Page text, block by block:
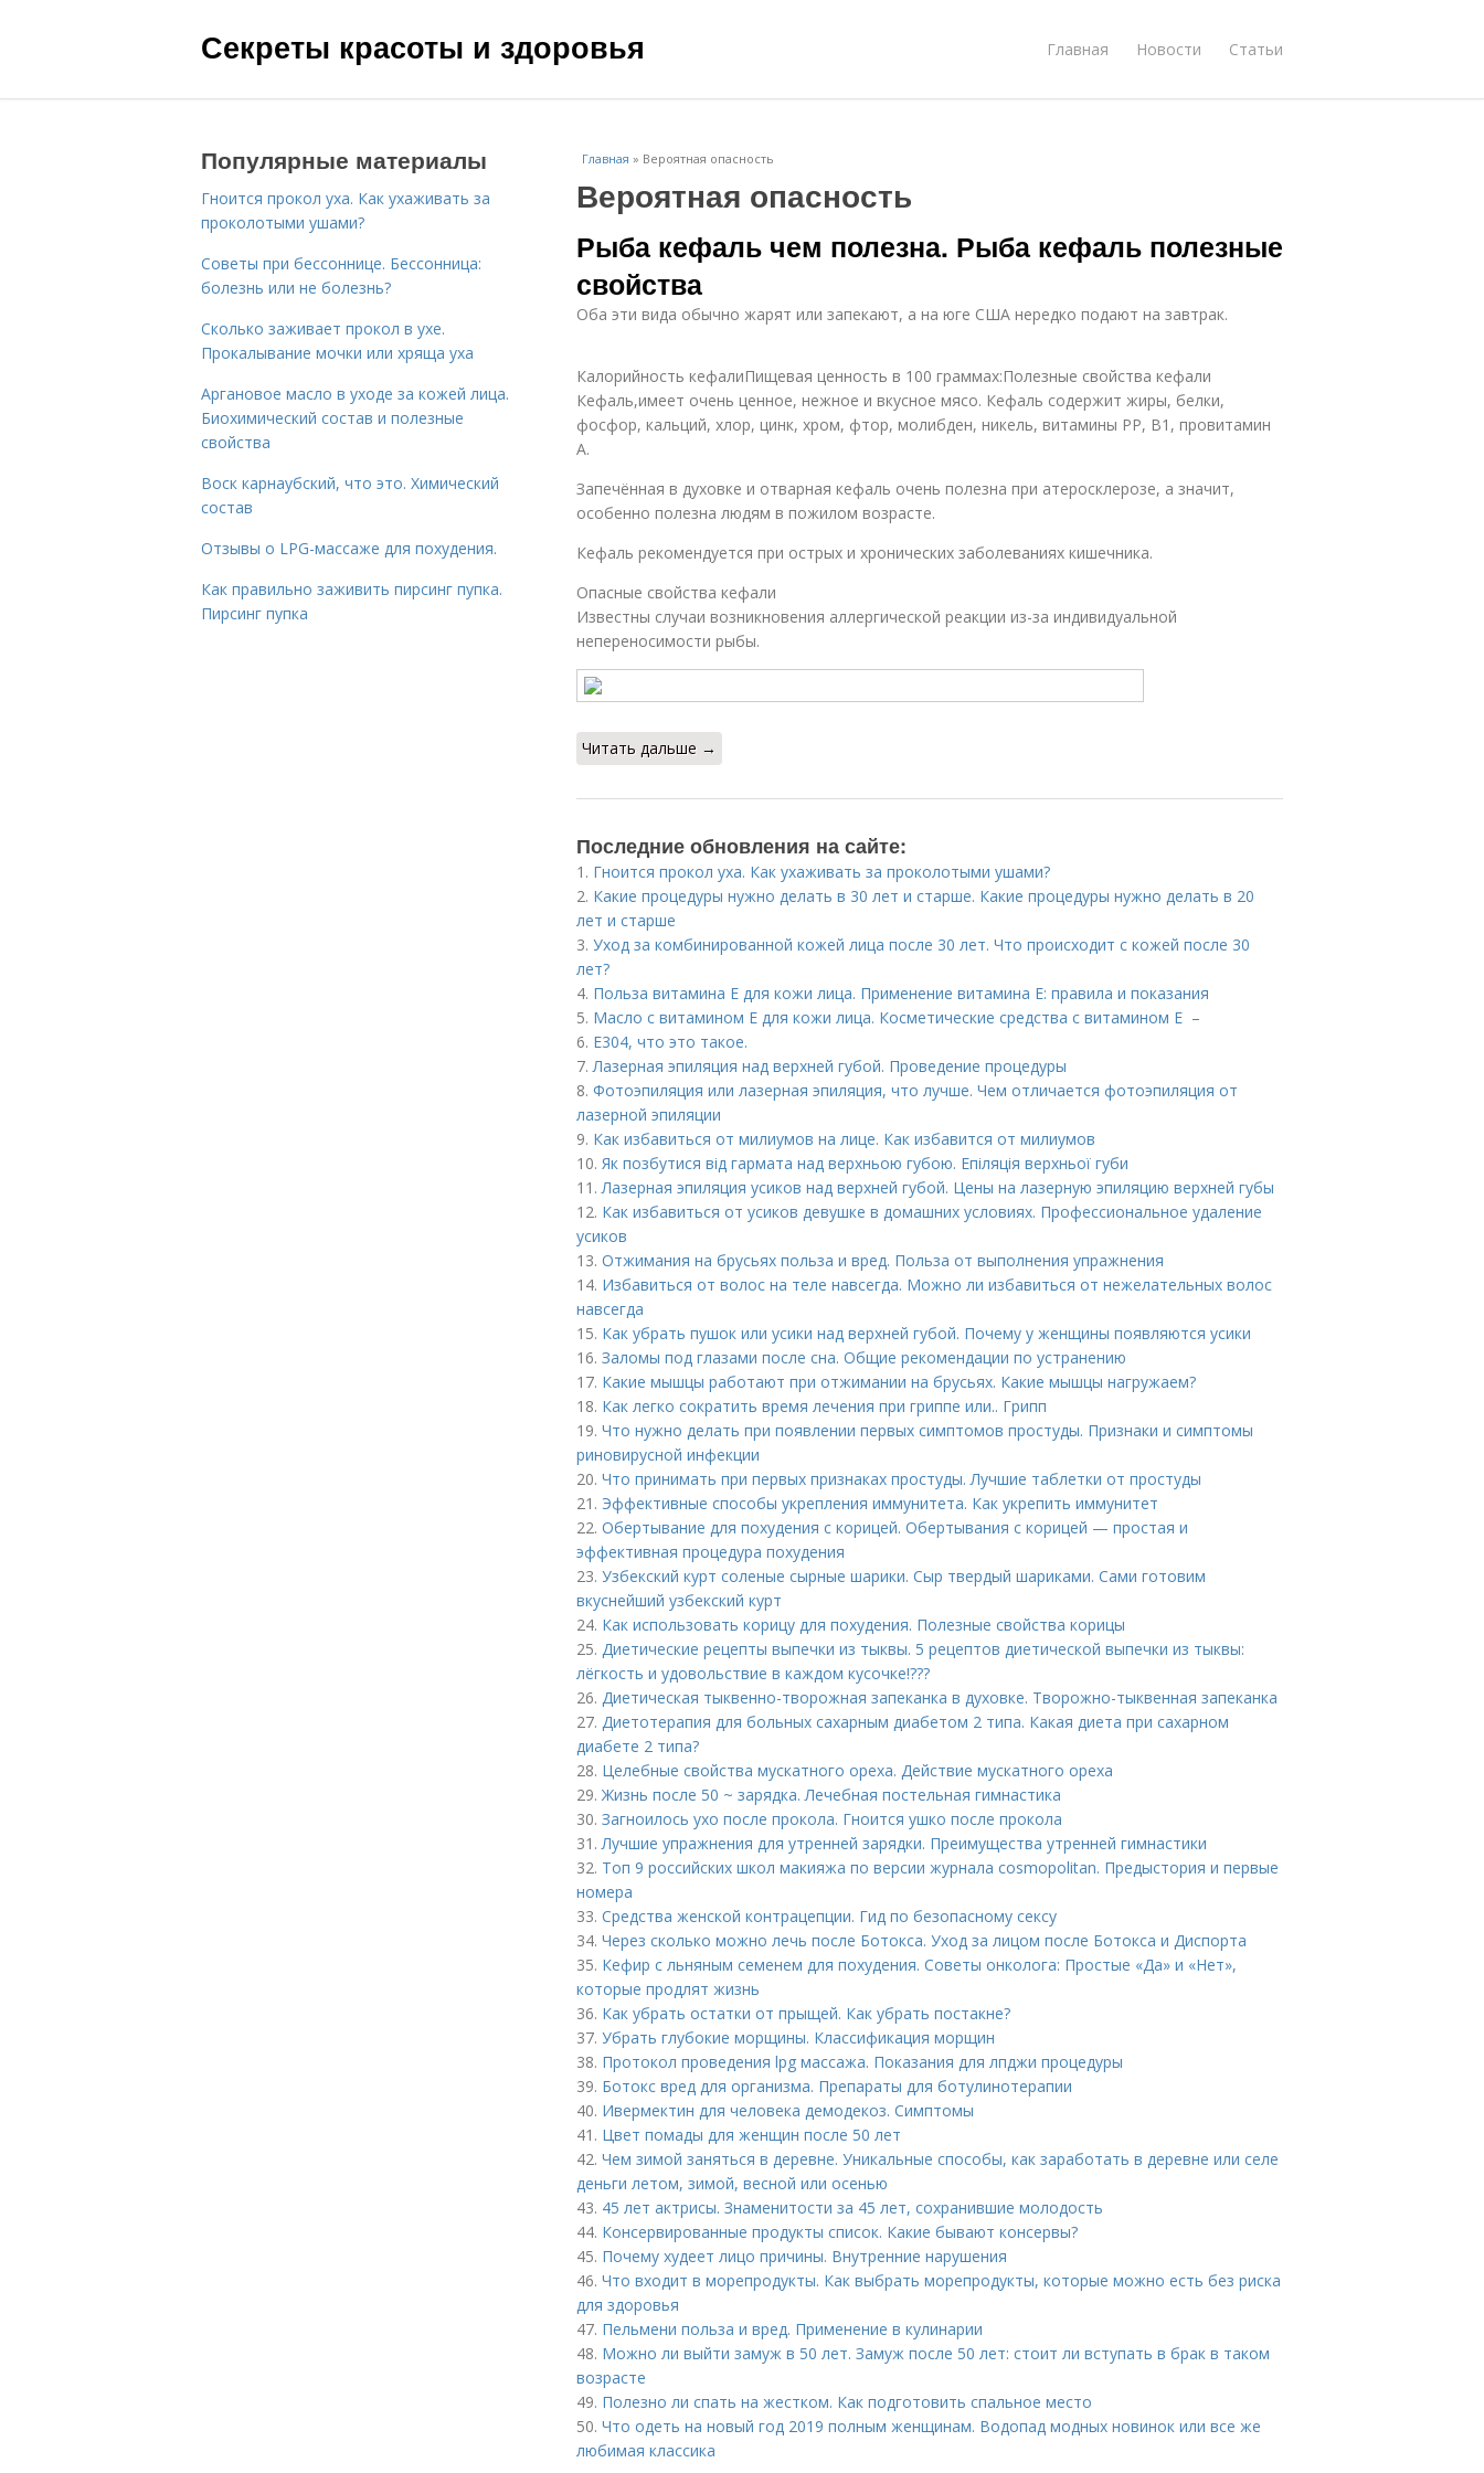
Секреты красоты и здоровья Главная Новости Статьи
Главная » Вероятная опасность
Вероятная опасность
Рыба кефаль чем полезна. Рыба кефаль полезные
свойства
Оба эти вида обычно жарят или запекают, а на юге США нередко подают на завтрак.
Калорийность кефалиПищевая ценность в 100 граммах:Полезные свойства кефали
Кефаль,имеет очень ценное, нежное и вкусное мясо. Кефаль содержит жиры, белки,
фосфор, кальций, хлор, цинк, хром, фтор, молибден, никель, витамины РР, В1, провитамин
А.
Запечённая в духовке и отварная кефаль очень полезна при атеросклерозе, а значит,
особенно полезна людям в пожилом возрасте.
Кефаль рекомендуется при острых и хронических заболеваниях кишечника.
Опасные свойства кефали
Известны случаи возникновения аллергической реакции из-за индивидуальной
непереносимости рыбы.
Читать дальше →
Последние обновления на сайте:
1. Гноится прокол уха. Как ухаживать за проколотыми ушами?
2. Какие процедуры нужно делать в 30 лет и старше. Какие процедуры нужно делать в 20
лет и старше
3. Уход за комбинированной кожей лица после 30 лет. Что происходит с кожей после 30
лет?
4. Польза витамина Е для кожи лица. Применение витамина E: правила и показания
5. Масло с витамином Е для кожи лица. Косметические средства с витамином Е –
6. Е304, что это такое.
7.Лазерная эпиляция над верхней губой. Проведение процедуры
8. Фотоэпиляция или лазерная эпиляция, что лучше. Чем отличается фотоэпиляция от
лазерной эпиляции
9. Как избавиться от милиумов на лице. Как избавится от милиумов
10. Як позбутися від гармата над верхньою губою. Епіляція верхньої губи
11.Лазерная эпиляция усиков над верхней губой. Цены на лазерную эпиляцию верхней губы
12. Как избавиться от усиков девушке в домашних условиях. Профессиональное удаление
усиков
13. Отжимания на брусьях польза и вред. Польза от выполнения упражнения
14. Избавиться от волос на теле навсегда. Можно ли избавиться от нежелательных волос
навсегда
15. Как убрать пушок или усики над верхней губой. Почему у женщины появляются усики
16. Заломы под глазами после сна. Общие рекомендации по устранению
17. Какие мышцы работают при отжимании на брусьях. Какие мышцы нагружаем?
18. Как легко сократить время лечения при гриппе или.. Грипп
19. Что нужно делать при появлении первых симптомов простуды. Признаки и симптомы
риновирусной инфекции
20. Что принимать при первых признаках простуды. Лучшие таблетки от простуды
21. Эффективные способы укрепления иммунитета. Как укрепить иммунитет
22. Обертывание для похудения с корицей. Обертывания с корицей — простая и
эффективная процедура похудения
23. Узбекский курт соленые сырные шарики. Сыр твердый шариками. Сами готовим
вкуснейший узбекский курт
24. Как использовать корицу для похудения. Полезные свойства корицы
25. Диетические рецепты выпечки из тыквы. 5 рецептов диетической выпечки из тыквы:
лёгкость и удовольствие в каждом кусочке!???
26. Диетическая тыквенно-творожная запеканка в духовке. Творожно-тыквенная запеканка
27. Диетотерапия для больных сахарным диабетом 2 типа. Какая диета при сахарном
диабете 2 типа?
28. Целебные свойства мускатного ореха. Действие мускатного ореха
29.Жизнь после 50 ~ зарядка. Лечебная постельная гимнастика
30. Загноилось ухо после прокола. Гноится ушко после прокола
31.Лучшие упражнения для утренней зарядки. Преимущества утренней гимнастики
32. Топ 9 российских школ макияжа по версии журнала cosmopolitan. Предыстория и первые
номера
33. Средства женской контрацепции. Гид по безопасному сексу
34. Через сколько можно лечь после Ботокса. Уход за лицом после Ботокса и Диспорта
35. Кефир с льняным семенем для похудения. Советы онколога: Простые «Да» и «Нет»,
которые продлят жизнь
36. Как убрать остатки от прыщей. Как убрать постакне?
37. Убрать глубокие морщины. Классификация морщин
38. Протокол проведения lpg массажа. Показания для лпджи процедуры
39. Ботокс вред для организма. Препараты для ботулинотерапии
40. Ивермектин для человека демодекоз. Симптомы
41. Цвет помады для женщин после 50 лет
42. Чем зимой заняться в деревне. Уникальные способы, как заработать в деревне или селе
деньги летом, зимой, весной или осенью
43. 45 лет актрисы. Знаменитости за 45 лет, сохранившие молодость
44. Консервированные продукты список. Какие бывают консервы?
45. Почему худеет лицо причины. Внутренние нарушения
46. Что входит в морепродукты. Как выбрать морепродукты, которые можно есть без риска
для здоровья
47. Пельмени польза и вред. Применение в кулинарии
48. Можно ли выйти замуж в 50 лет. Замуж после 50 лет: стоит ли вступать в брак в таком
возрасте
49. Полезно ли спать на жестком. Как подготовить спальное место
50. Что одеть на новый год 2019 полным женщинам. Водопад модных новинок или все же
любимая классика
Популярные материалы
Гноится прокол уха. Как ухаживать за
проколотыми ушами?
Советы при бессоннице. Бессонница:
болезнь или не болезнь?
Сколько заживает прокол в ухе.
Прокалывание мочки или хряща уха
Аргановое масло в уходе за кожей лица.
Биохимический состав и полезные
свойства
Воск карнаубский, что это. Химический
состав
Отзывы о LPG-массаже для похудения.
Как правильно заживить пирсинг пупка.
Пирсинг пупка